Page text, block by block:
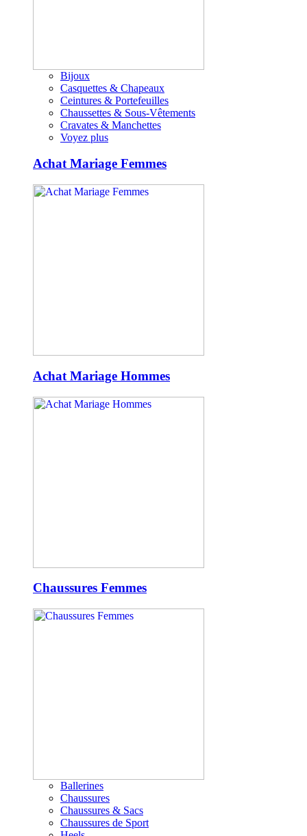
Bijoux
Casquettes & Chapeaux
Ceintures & Portefeuilles
Chaussettes & Sous-Vêtements
Cravates & Manchettes
Voyez plus
Achat Mariage Femmes
Achat Mariage Hommes
Chaussures Femmes
Ballerines
Chaussures
Chaussures & Sacs
Chaussures de Sport